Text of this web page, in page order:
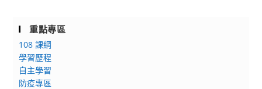
重點專區
108 課綱
學習歷程
自主學習
防疫專區